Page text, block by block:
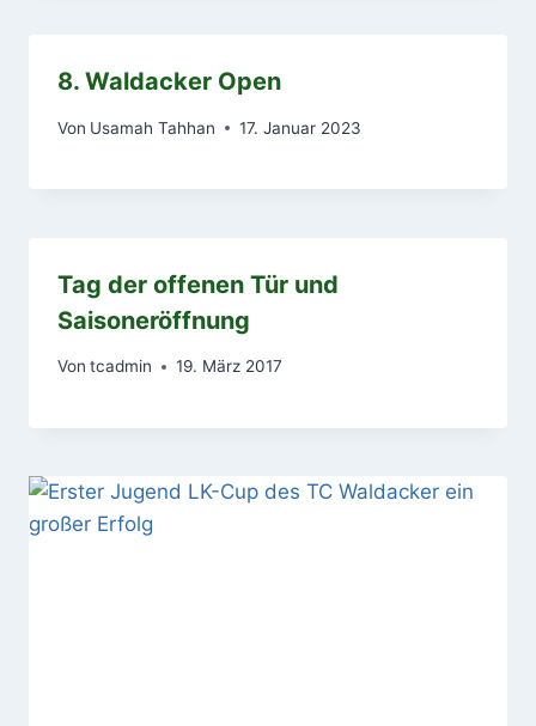
8. Waldacker Open
Von Usamah Tahhan 17. Januar 2023
Tag der offenen Tür und
Saisoneröffnung
Von tcadmin 19. März 2017